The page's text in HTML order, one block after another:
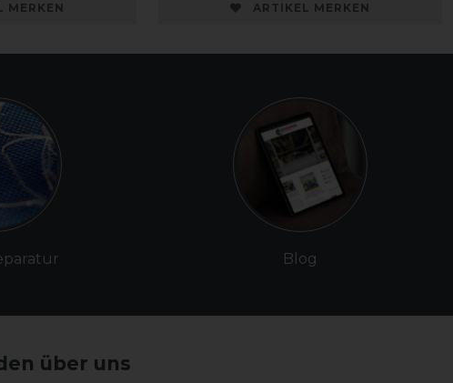
MERKEN ARTIKEL MERKEN
Blog
über uns